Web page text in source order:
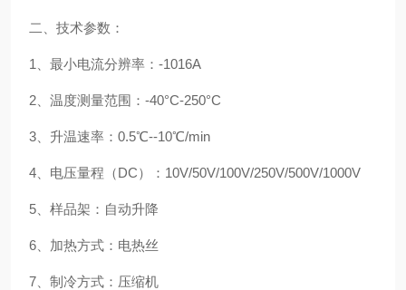
二、技术参数：
1、最小电流分辨率：-1016A
2、温度测量范围：-40°C-250°C
3、升温速率：0.5℃--10℃/min
4、电压量程（DC）：10V/50V/100V/250V/500V/1000V
5、样品架：自动升降
6、加热方式：电热丝
7、制冷方式：压缩机